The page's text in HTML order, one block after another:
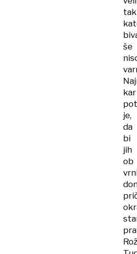
še
kar
je,
da
bi
jih
ob